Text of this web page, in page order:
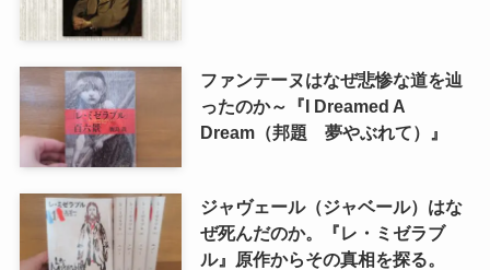
ファンテーヌはなぜ悲惨な道を辿
ったのか～『I Dreamed A
Dream（邦題 夢やぶれて）』
ジャヴェール（ジャベール）はな
ぜ死んだのか。『レ・ミゼラブ
ル』原作からその真相を探る。